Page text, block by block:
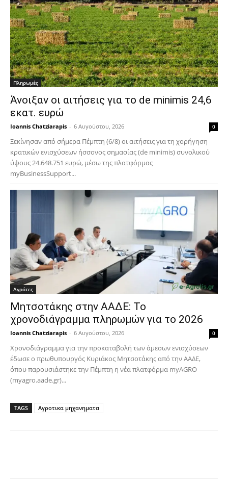
Πληρωμές
Άνοιξαν οι αιτήσεις για το de minimis 24,6
εκατ. ευρώ
Ioannis Chatziarapis - 6 Αυγούστου, 2026 0
Ξεκίνησαν από σήμερα Πέμπτη (6/8) οι αιτήσεις για τη χορήγηση
κρατικών ενισχύσεων ήσσονος σημασίας (de minimis) συνολικού
ύψους 24.648.751 ευρώ, μέσω της πλατφόρμας
myBusinessSupport...
Αγρότες
Μητσοτάκης στην ΑΑΔΕ: Το
χρονοδιάγραμμα πληρωμών για το 2026
Ioannis Chatziarapis - 6 Αυγούστου, 2026 0
Χρονοδιάγραμμα για την προκαταβολή των άμεσων ενισχύσεων
έδωσε ο πρωθυπουργός Κυριάκος Μητσοτάκης από την ΑΑΔΕ,
όπου παρουσιάστηκε την Πέμπτη η νέα πλατφόρμα myAGRO
(myagro.aade.gr)...
TAGS Αγροτικα μηχανηματα